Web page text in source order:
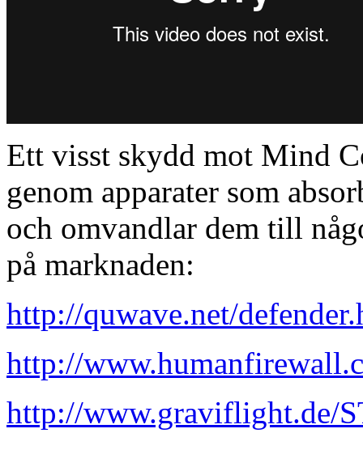
Ett visst skydd mot Mind
genom apparater som
och omvandlar dem till
på marknaden:
http://quwave.net/
http://
http://www.graviflight.de/